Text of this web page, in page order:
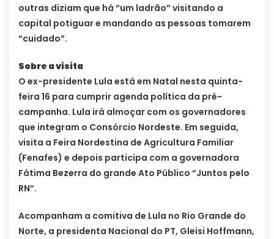
outras diziam que há “um ladrão” visitando a
capital potiguar e mandando as pessoas tomarem
“cuidado”.
Sobre a visita
O ex-presidente Lula está em Natal nesta quinta-
feira 16 para cumprir agenda política da pré-
campanha. Lula irá almoçar com os governadores
que integram o Consórcio Nordeste. Em seguida,
visita a Feira Nordestina de Agricultura Familiar
(Fenafes) e depois participa com a governadora
Fátima Bezerra do grande Ato Público “Juntos pelo
RN”.
Acompanham a comitiva de Lula no Rio Grande do
Norte, a presidenta Nacional do PT, Gleisi Hoffmann,